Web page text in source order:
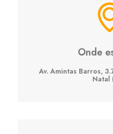
Onde
Av. Amintas Barros,
Natal